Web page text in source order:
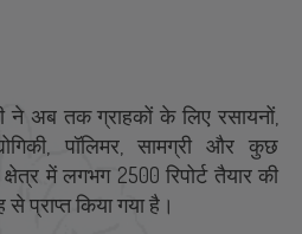
अब तक ग्राहकों के लिए रसायनों,
पॉलिमर, सामग्री और कुछ
में लगभग 2500 रिपोर्ट तैयार की
से प्राप्त किया गया है।